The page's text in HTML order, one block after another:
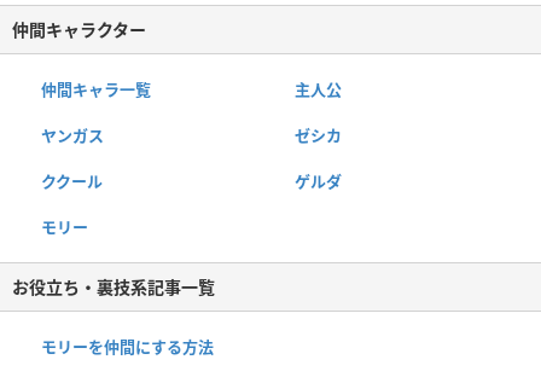
仲間キャラクター
仲間キャラ一覧 主人公
ヤンガス ゼシカ
ククール ゲルダ
モリー
お役立ち・裏技系記事一覧
モリーを仲間にする方法